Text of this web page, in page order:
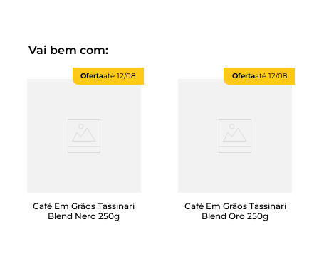
Vai bem com:
Ofertaaté12/08
Café Em Grãos Tassinari
Blend Nero 250g
Ofertaaté 12/08
Café Em Grãos Tassinari
Blend Oro 250g